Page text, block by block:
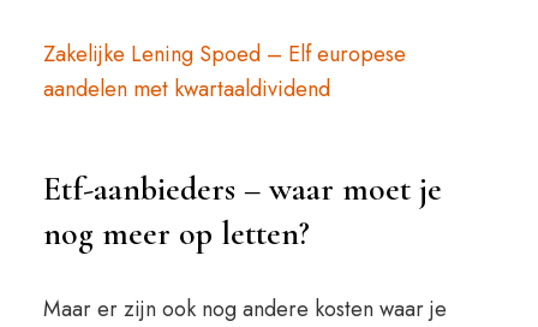
Zakelijke Lening Spoed – Elf europese
aandelen met kwartaaldividend
Etf-aanbieders – waar moet je
nog meer op letten?
Maar er zijn ook nog andere kosten waar je